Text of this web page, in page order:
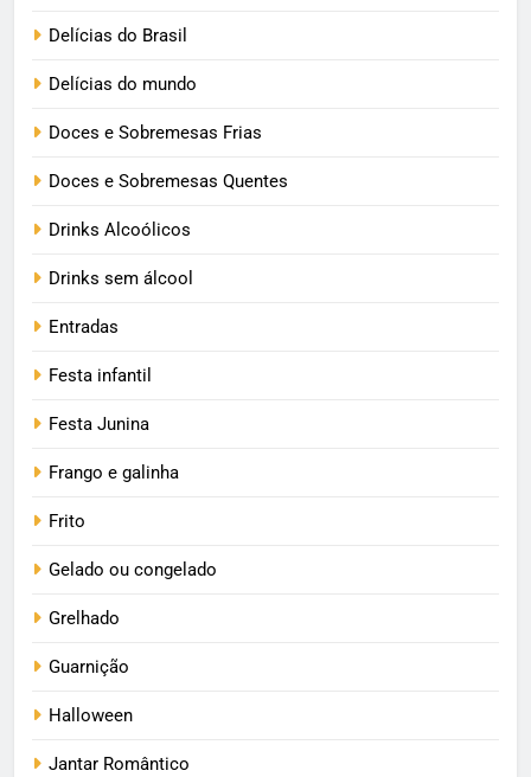
Delícias do Brasil
Delícias do mundo
Doces e Sobremesas Frias
Doces e Sobremesas Quentes
Drinks Alcoólicos
Drinks sem álcool
Entradas
Festa infantil
Festa Junina
Frango e galinha
Frito
Gelado ou congelado
Grelhado
Guarnição
Halloween
Jantar Romântico